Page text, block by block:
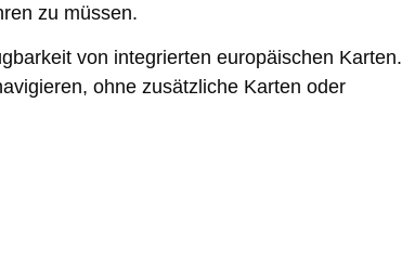
zu müssen.
von integrierten europäischen Karten.
ohne zusätzliche Karten oder